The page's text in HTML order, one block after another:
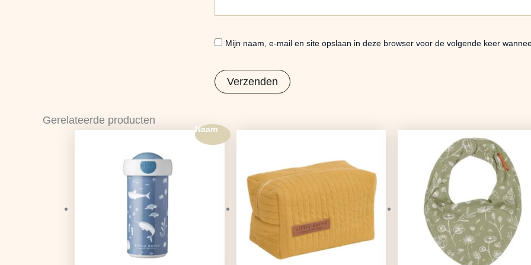
Mijn naam, e-mail en site opslaan in deze browser voor de volgende keer
Gerelateerde producten
Naam
€18,99.
€15,00.
Oorspronkelijke
was:
€8,95.
Huidige
prijs
is:
€7,07.